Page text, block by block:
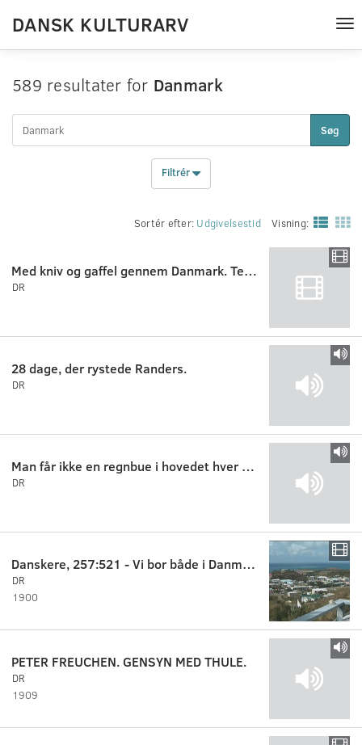
DANSK KULTURARV
589 resultater for Danmark
Søg
Filtrér
Sortér efter: Udgivelsestid Visning:
Med kniv og gaffel gennem Danmark. Temalørdag.
DR
28 dage, der rystede Randers.
DR
Man får ikke en regnbue i hovedet hver dag 3:3
DR
Danskere, 257:521 - Vi bor både i Danmark og på St. Croix.
DR
1900
PETER FREUCHEN. GENSYN MED THULE.
DR
1909